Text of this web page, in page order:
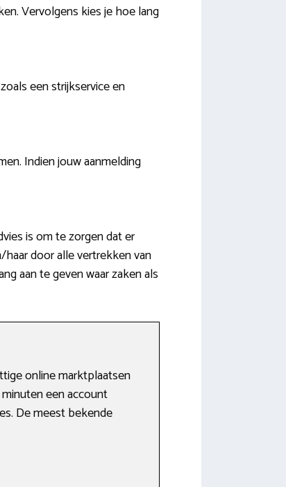
Vervolgens kies je hoe lang
een strijkservice en
Indien jouw aanmelding
is om te zorgen dat er
door alle vertrekken van
aan te geven waar zaken als
online marktplaatsen
een account
De meest bekende